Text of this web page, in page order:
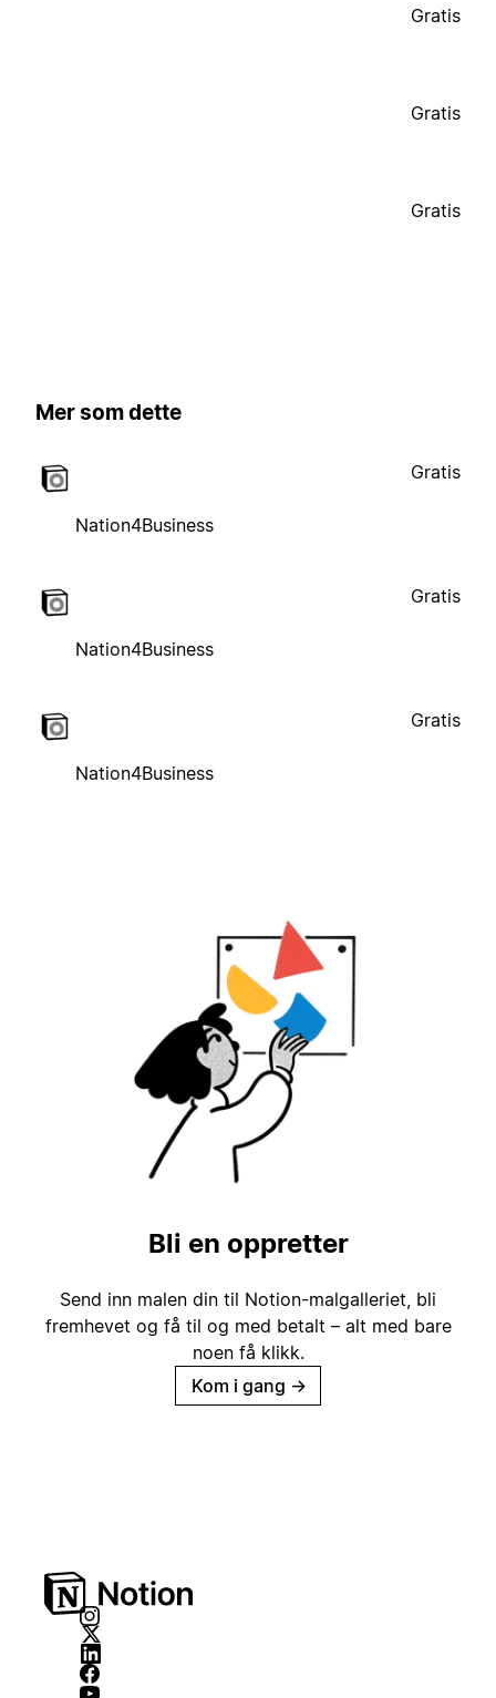
Gratis
Gratis
Gratis
Mer som dette
Nation4Business
Gratis
Nation4Business
Gratis
Nation4Business
Gratis
Bli en oppretter
Send inn malen din til Notion-malgalleriet, bli
fremhevet og få til og med betalt – alt med bare
noen få klikk.
Kom i gang →